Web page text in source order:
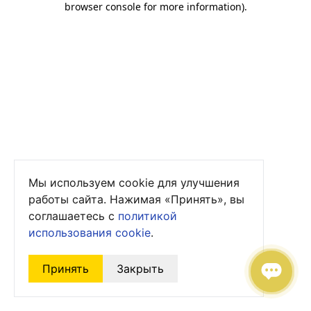
browser console for more information).
Мы используем cookie для улучшения
работы сайта. Нажимая «Принять», вы
соглашаетесь с политикой
использования cookie.
Принять Закрыть